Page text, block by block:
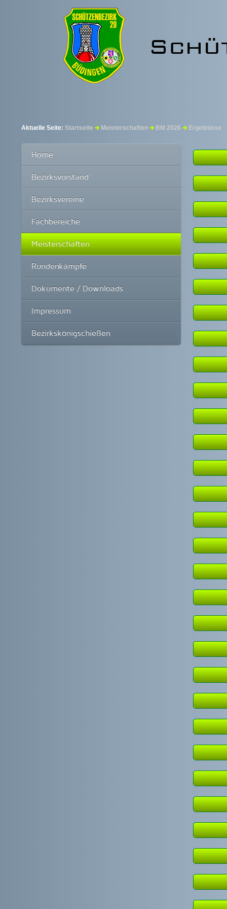
Aktuelle Seite: Startseite Meisterschaften BM 2026 Ergebnisse
Home
Bezirksvorstand
Bezirksvereine
Fachbereiche
Meisterschaften
Rundenkämpfe
Dokumente / Downloads
Impressum
Bezirkskönigschießen